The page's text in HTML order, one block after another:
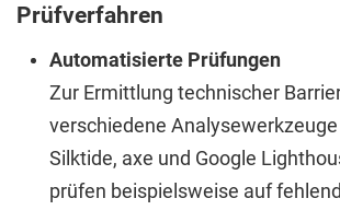
Prüfverfahren
Automatisierte Prüfungen
Zur Ermittlung technischer
verschiedene Analysewerkzeuge
Silktide, axe und Google
prüfen beispielsweise auf